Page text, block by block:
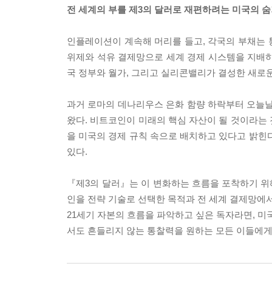
전 세계의 부를 제3의 달러로 재편하려는 미국의
인플레이션이 계속해 머리를 들고, 각국의 부채
위제와 석유 결제망으로 세계 경제 시스템을 지
국 정부와 월가, 그리고 실리콘밸리가 결성한 새
과거 로마의 데나리우스 은화 함량 하락부터 오늘
왔다. 비트코인이 미래의 핵심 자산이 될 것이라
을 미국의 경제 규칙 속으로 배치하고 있다고 밝
있다.
『제3의 달러』는 이 변화하는 흐름을 포착하기
인을 전략 기술로 선택한 목적과 전 세계 결제망
21세기 자본의 흐름을 파악하고 싶은 독자라면,
서도 흔들리지 않는 통찰력을 원하는 모든 이들에